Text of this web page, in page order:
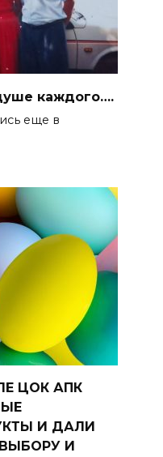
каждого….
еще в
ЦОК АПК
И ДАЛИ
И